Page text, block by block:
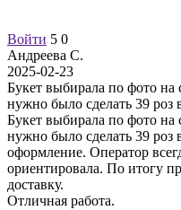
Войти 5 0
Андреева С.
2025-02-23
Букет выбирала по фото на
нужно было сделать 39 роз
Букет выбирала по фото на
нужно было сделать 39 роз
оформление. Оператор
ориентировала. По итогу
доставку.
Отличная работа.